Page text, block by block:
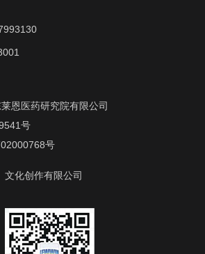
恩医药研究院有限公司
号
号
文化创作有限公司